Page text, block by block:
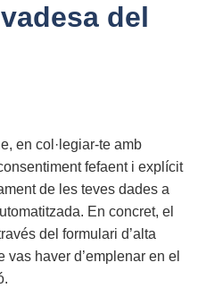
del
en col·legiar-te amb
fefaent i explícit
de les teves dades a
En concret, el
del formulari d’alta
vas haver d’emplenar en el